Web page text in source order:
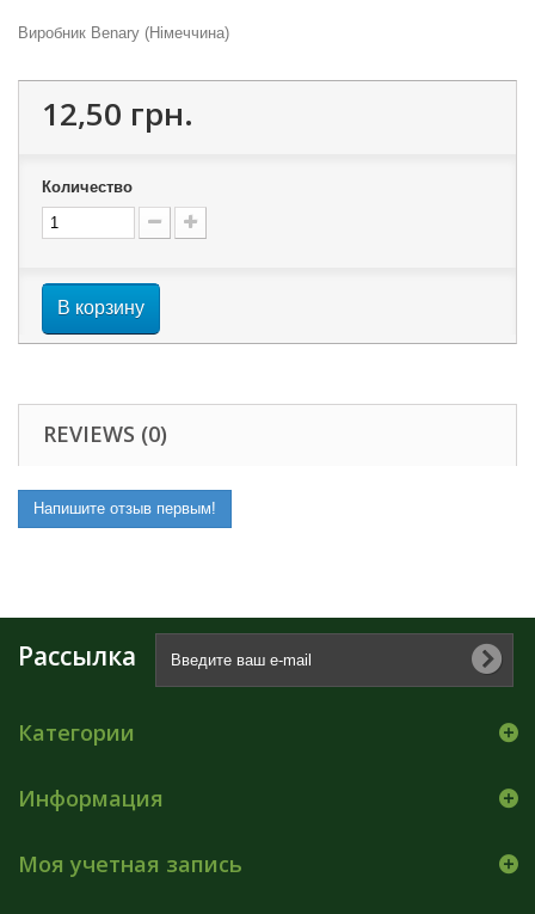
Виробник Benary (Німеччина)
12,50 грн.
Количество
В корзину
REVIEWS (0)
Напишите отзыв первым!
Рассылка
Категории
Информация
Моя учетная запись